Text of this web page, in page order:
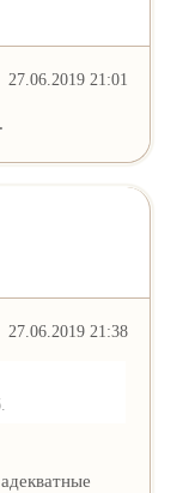
27.06.2019 21:01
27.06.2019 21:38